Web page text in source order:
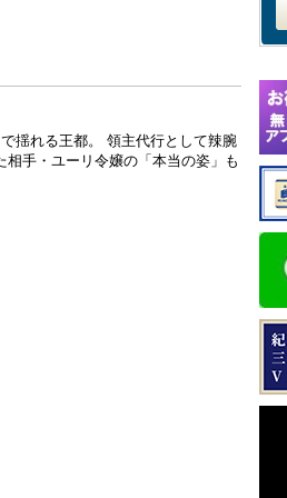
揺れる王都。 領主代行として辣腕
手・ユーリ令嬢の「本当の姿」も